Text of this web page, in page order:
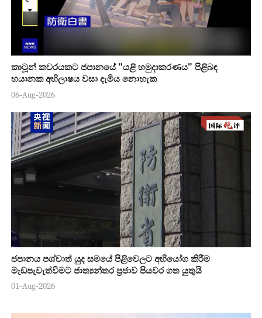
කාටූන් කවරයකට ජපානයේ "යළි හමුදාකරණය" පිළිබඳ
භයානක අභිලාෂය වසා දැමිය නොහැක
06-Aug-2026
ජපානය පශ්චාත් යුද සමයේ පිළිවෙලට අභියෝග කිරීම
මැඩපැවැත්වීමට ජාත්‍යන්තර ප්‍රජාව පියවර ගත යුතුයි
01-Aug-2026